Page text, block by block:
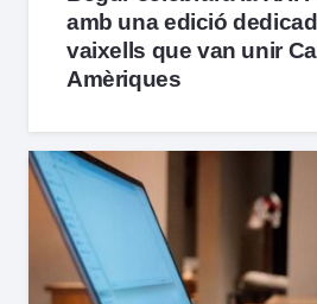
amb una edició
vaixells que van unir
Amèriques